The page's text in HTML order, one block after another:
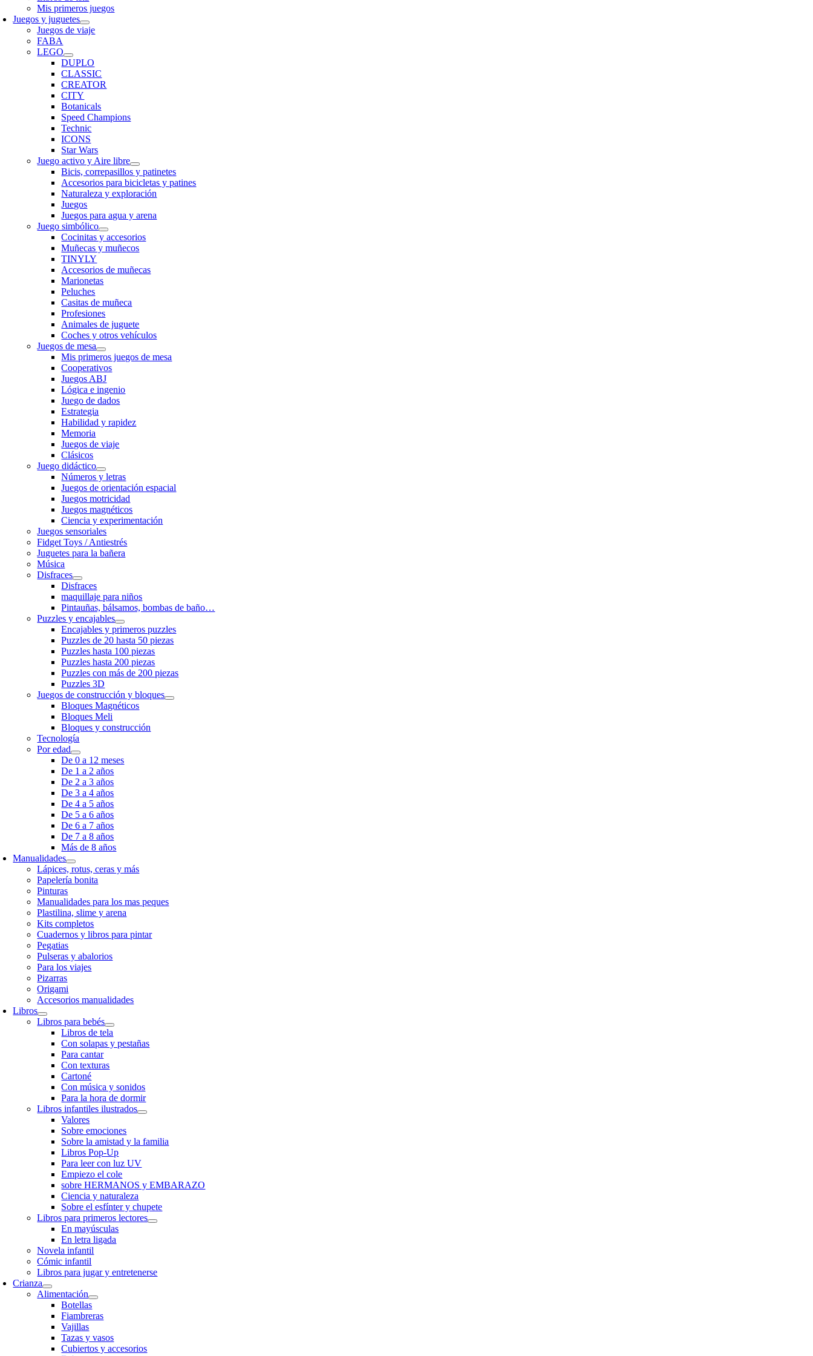
Mis primeros juegos
Juegos y juguetes
Juegos de viaje
FABA
LEGO
DUPLO
CLASSIC
CREATOR
CITY
Botanicals
Speed Champions
Technic
ICONS
Star Wars
Juego activo y Aire libre
Bicis, correpasillos y patinetes
Accesorios para bicicletas y patines
Naturaleza y exploración
Juegos
Juegos para agua y arena
Juego simbólico
Cocinitas y accesorios
Muñecas y muñecos
TINYLY
Accesorios de muñecas
Marionetas
Peluches
Casitas de muñeca
Profesiones
Animales de juguete
Coches y otros vehículos
Juegos de mesa
Mis primeros juegos de mesa
Cooperativos
Juegos ABJ
Lógica e ingenio
Juego de dados
Estrategia
Habilidad y rapidez
Memoria
Juegos de viaje
Clásicos
Juego didáctico
Números y letras
Juegos de orientación espacial
Juegos motricidad
Juegos magnéticos
Ciencia y experimentación
Juegos sensoriales
Fidget Toys / Antiestrés
Juguetes para la bañera
Música
Disfraces
Disfraces
maquillaje para niños
Pintauñas, bálsamos, bombas de baño…
Puzzles y encajables
Encajables y primeros puzzles
Puzzles de 20 hasta 50 piezas
Puzzles hasta 100 piezas
Puzzles hasta 200 piezas
Puzzles con más de 200 piezas
Puzzles 3D
Juegos de construcción y bloques
Bloques Magnéticos
Bloques Meli
Bloques y construcción
Tecnología
Por edad
De 0 a 12 meses
De 1 a 2 años
De 2 a 3 años
De 3 a 4 años
De 4 a 5 años
De 5 a 6 años
De 6 a 7 años
De 7 a 8 años
Más de 8 años
Manualidades
Lápices, rotus, ceras y más
Papelería bonita
Pinturas
Manualidades para los mas peques
Plastilina, slime y arena
Kits completos
Cuadernos y libros para pintar
Pegatias
Pulseras y abalorios
Para los viajes
Pizarras
Origami
Accesorios manualidades
Libros
Libros para bebés
Libros de tela
Con solapas y pestañas
Para cantar
Con texturas
Cartoné
Con música y sonidos
Para la hora de dormir
Libros infantiles ilustrados
Valores
Sobre emociones
Sobre la amistad y la familia
Libros Pop-Up
Para leer con luz UV
Empiezo el cole
sobre HERMANOS y EMBARAZO
Ciencia y naturaleza
Sobre el esfínter y chupete
Libros para primeros lectores
En mayúsculas
En letra ligada
Novela infantil
Cómic infantil
Libros para jugar y entretenerse
Crianza
Alimentación
Botellas
Fiambreras
Vajillas
Tazas y vasos
Cubiertos y accesorios